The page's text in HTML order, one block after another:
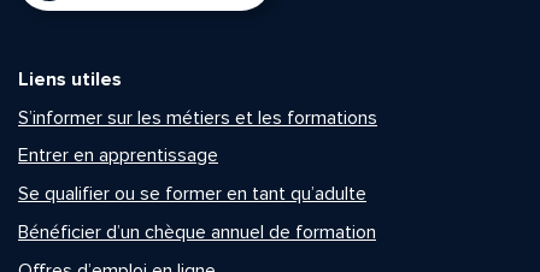
Liens utiles
S’informer sur les métiers et les formations
Entrer en apprentissage
Se qualifier ou se former en tant qu’adulte
Bénéficier d’un chèque annuel de formation